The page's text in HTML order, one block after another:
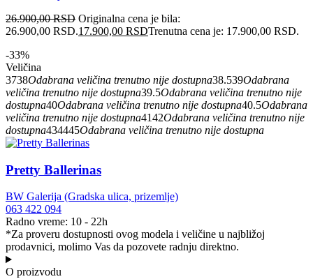
26.900,00RSD Originalna cena je bila:
26.900,00 RSD.17.900,00 RSDTrenutna cena je: 17.900,00 RSD.
-33%
Veličina
3738Odabrana veličina trenutno nije dostupna38.539Odabrana
veličina trenutno nije dostupna39.5Odabrana veličina trenutno nije
dostupna40Odabrana veličina trenutno nije dostupna40.5Odabrana
veličina trenutno nije dostupna4142Odabrana veličina trenutno nije
dostupna434445Odabrana veličina trenutno nije dostupna
Pretty Ballerinas
BW Galerija (Gradska ulica, prizemlje)
063 422 094
Radno vreme: 10 - 22h
*Za proveru dostupnosti ovog modela i veličine u najbližoj
prodavnici, molimo Vas da pozovete radnju direktno.
O proizvodu